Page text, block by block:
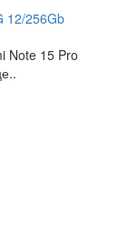
12/256Gb
Note 15 Pro